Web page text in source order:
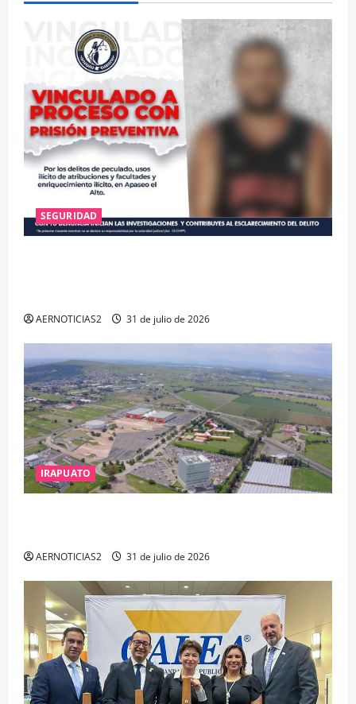
SEGURIDAD
AERNOTICIAS2 31 de julio de 2026
IRAPUATO
AERNOTICIAS2 31 de julio de 2026